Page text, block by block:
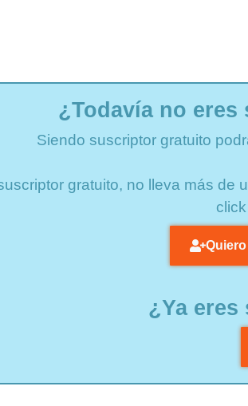
¿Todavía no
Siendo suscriptor gratuito
gratuito, no lleva más
¿Ya